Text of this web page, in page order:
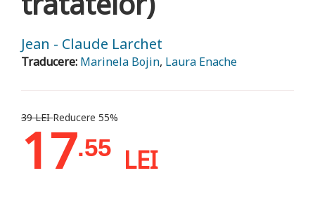
Jean - Claude Larchet
Traducere: Marinela Bojin, Laura Enache
39 LEIReducere 55%
17.55 LEI